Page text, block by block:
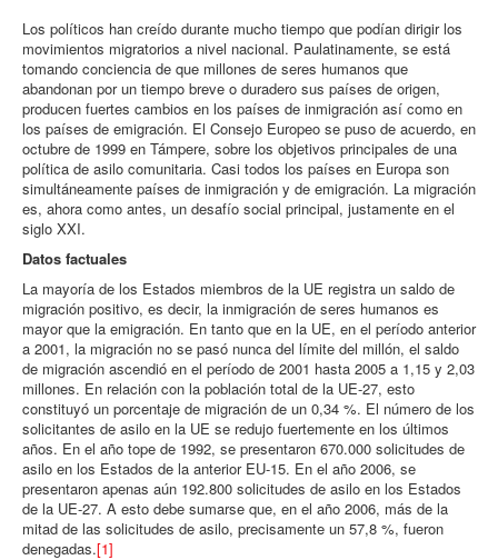
Los políticos han creído durante mucho tiempo que podían dirigir los
movimientos migratorios a nivel nacional. Paulatinamente, se está
tomando conciencia de que millones de seres humanos que
abandonan por un tiempo breve o duradero sus países de origen,
producen fuertes cambios en los países de inmigración así como en
los países de emigración. El Consejo Europeo se puso de acuerdo, en
octubre de 1999 en Támpere, sobre los objetivos principales de una
política de asilo comunitaria. Casi todos los países en Europa son
simultáneamente países de inmigración y de emigración. La migración
es, ahora como antes, un desafío social principal, justamente en el
siglo XXI.
Datos factuales
La mayoría de los Estados miembros de la UE registra un saldo de
migración positivo, es decir, la inmigración de seres humanos es
mayor que la emigración. En tanto que en la UE, en el período anterior
a 2001, la migración no se pasó nunca del límite del millón, el saldo
de migración ascendió en el período de 2001 hasta 2005 a 1,15 y 2,03
millones. En relación con la población total de la UE-27, esto
constituyó un porcentaje de migración de un 0,34 %. El número de los
solicitantes de asilo en la UE se redujo fuertemente en los últimos
años. En el año tope de 1992, se presentaron 670.000 solicitudes de
asilo en los Estados de la anterior EU-15. En el año 2006, se
presentaron apenas aún 192.800 solicitudes de asilo en los Estados
de la UE-27. A esto debe sumarse que, en el año 2006, más de la
mitad de las solicitudes de asilo, precisamente un 57,8 %, fueron
denegadas.[1]